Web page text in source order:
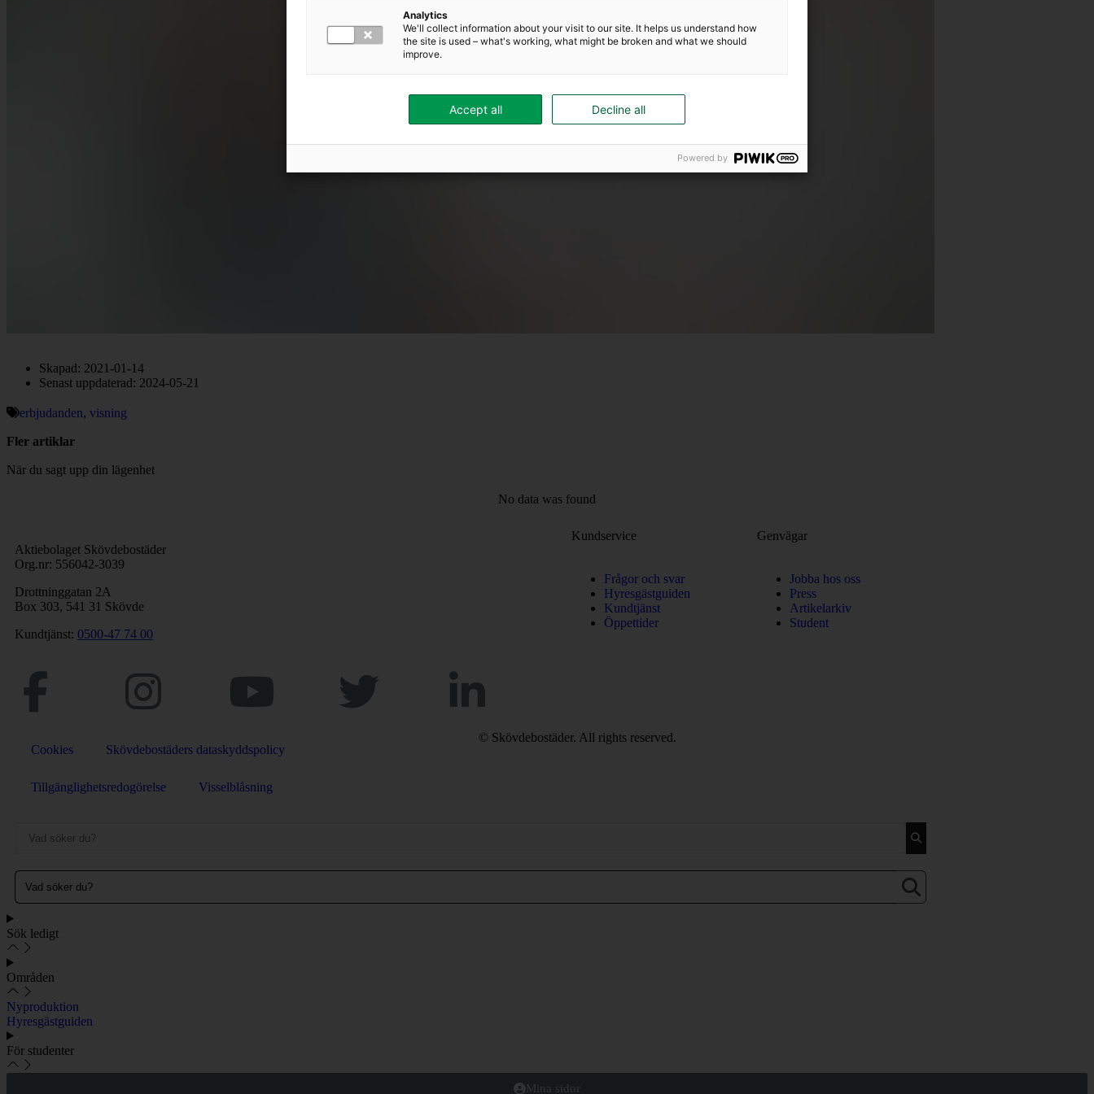
Skapad: 2021-01-14
Senast uppdaterad: 2024-05-21
erbjudanden, visning
Fler artiklar
När du sagt upp din lägenhet
No data was found
Aktiebolaget Skövdebostäder
Org.nr: 556042-3039
Drottninggatan 2A
Box 303, 541 31 Skövde
Kundtjänst: 0500-47 74 00
Kundservice
Frågor och svar
Hyresgästguiden
Kundtjänst
Öppettider
Genvägar
Jobba hos oss
Press
Artikelarkiv
Student
Cookies Skövdebostäders dataskyddspolicy
Tillgänglighetsredogörelse Visselblåsning
© Skövdebostäder. All rights reserved.
Sök ledigt
Områden
Nyproduktion
Hyresgästguiden
För studenter
Mina sidor
Analytics
We'll collect information about your visit to our site. It helps us understand how
the site is used – what's working, what might be broken and what we should
improve.
Accept all Decline all
Powered by